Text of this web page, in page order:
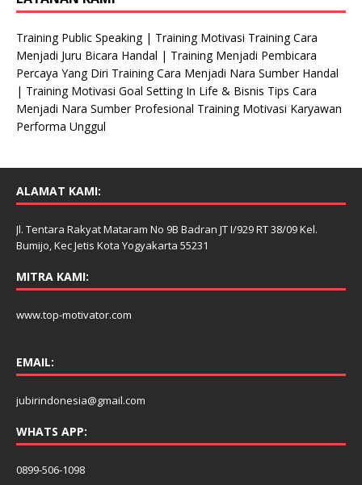
Training Public Speaking | Training Motivasi Training Cara
Menjadi Juru Bicara Handal | Training Menjadi Pembicara
Percaya Yang Diri Training Cara Menjadi Nara Sumber Handal
| Training Motivasi Goal Setting In Life & Bisnis Tips Cara
Menjadi Nara Sumber Profesional Training Motivasi Karyawan
Performa Unggul
ALAMAT KAMI:
Jl. Tentara Rakyat Mataram No 9B Badran JT I/929 RT 38/09 Kel.
Bumijo, Kec Jetis Kota Yogyakarta 55231
MITRA KAMI:
www.top-motivator.com
EMAIL:
jubirindonesia@gmail.com
WHATS APP:
0899-506-1098